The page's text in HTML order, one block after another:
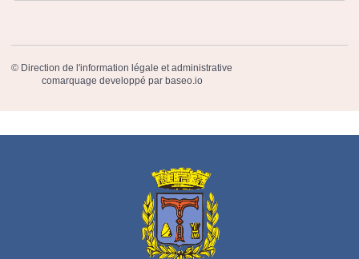
© Direction de l'information légale et administrative
comarquage developpé par baseo.io